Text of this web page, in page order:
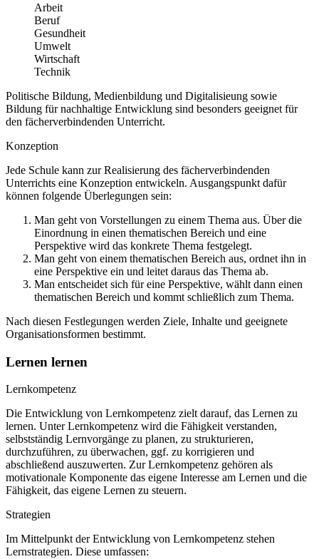
Arbeit
Beruf
Gesundheit
Umwelt
Wirtschaft
Technik
Politische Bildung, Medienbildung und Digitalisieung sowie
Bildung für nachhaltige Entwicklung sind besonders geeignet für
den fächerverbindenden Unterricht.
Konzeption
Jede Schule kann zur Realisierung des fächerverbindenden
Unterrichts eine Konzeption entwickeln. Ausgangspunkt dafür
können folgende Überlegungen sein:
Man geht von Vorstellungen zu einem Thema aus. Über die
Einordnung in einen thematischen Bereich und eine
Perspektive wird das konkrete Thema festgelegt.
Man geht von einem thematischen Bereich aus, ordnet ihn in
eine Perspektive ein und leitet daraus das Thema ab.
Man entscheidet sich für eine Perspektive, wählt dann einen
thematischen Bereich und kommt schließlich zum Thema.
Nach diesen Festlegungen werden Ziele, Inhalte und geeignete
Organisationsformen bestimmt.
Lernen lernen
Lernkompetenz
Die Entwicklung von Lernkompetenz zielt darauf, das Lernen zu
lernen. Unter Lernkompetenz wird die Fähigkeit verstanden,
selbstständig Lernvorgänge zu planen, zu strukturieren,
durchzuführen, zu überwachen, ggf. zu korrigieren und
abschließend auszuwerten. Zur Lernkompetenz gehören als
motivationale Komponente das eigene Interesse am Lernen und die
Fähigkeit, das eigene Lernen zu steuern.
Strategien
Im Mittelpunkt der Entwicklung von Lernkompetenz stehen
Lernstrategien. Diese umfassen: